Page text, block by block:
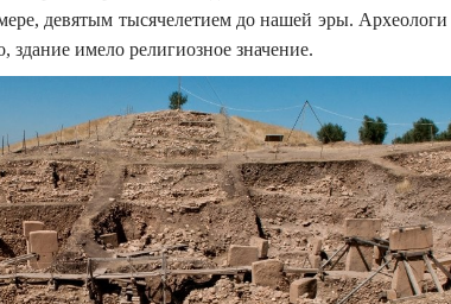
девятым тысячелетием до нашей эры.
здание имело религиозное значение.